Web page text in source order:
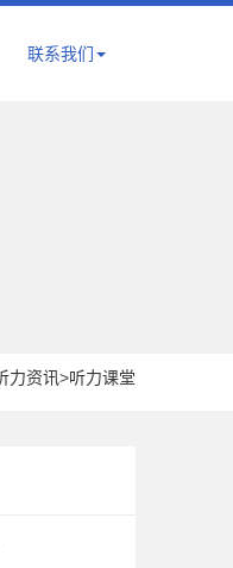
联系我们
力资讯>听力课堂